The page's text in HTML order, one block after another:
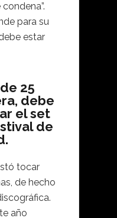
para su
estar
25
debe
el set
de
tocar
de hecho
año